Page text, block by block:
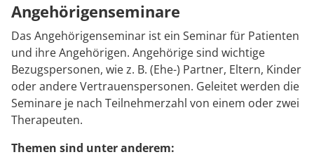
Angehörigenseminare
Das Angehörigenseminar ist ein Seminar für Patienten
und ihre Angehörigen. Angehörige sind wichtige
Bezugspersonen, wie z. B. (Ehe-) Partner, Eltern, Kinder
oder andere Vertrauenspersonen. Geleitet werden die
Seminare je nach Teilnehmerzahl von einem oder zwei
Therapeuten.
Themen sind unter anderem: